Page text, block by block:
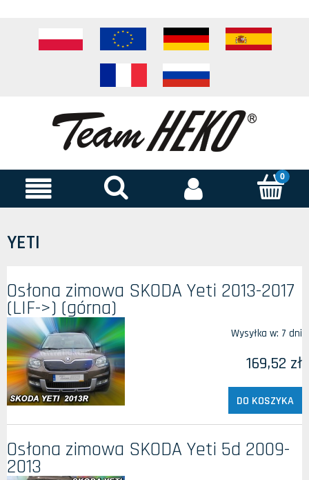
YETI
Osłona zimowa SKODA Yeti 2013-2017
(LIF->) (górna)
Wysyłka w: 7 dni
169,52 zł
DO KOSZYKA
Osłona zimowa SKODA Yeti 5d 2009-
2013